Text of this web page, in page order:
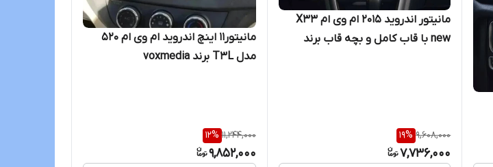
مانیتور اندروید 2015 ام وی ام X33
new با قاب کامل و بچه قاب برند
9,608,000
19%
7,736,000
مانیتور11 اینچ اندروید ام وی ام 520
مدل T3L برند voxmedia
11,244,000
12%
9,852,000